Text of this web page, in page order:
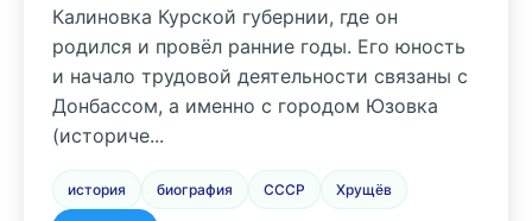
Калиновка Курской губернии, где он
родился и провёл ранние годы. Его юность
и начало трудовой деятельности связаны с
Донбассом, а именно с городом Юзовка
(историче...
история биография СССР Хрущёв